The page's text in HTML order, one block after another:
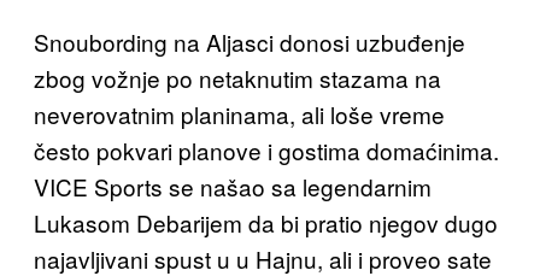
Snoubording na Aljasci donosi uzbuđenje
zbog vožnje po netaknutim stazama na
neverovatnim planinama, ali loše vreme
često pokvari planove i gostima domaćinima.
VICE Sports se našao sa legendarnim
Lukasom Debarijem da bi pratio njegov dugo
najavljivani spust u u Hajnu, ali i proveo sate